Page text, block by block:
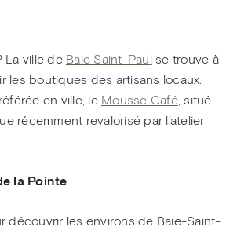
La ville de Baie Saint-Paul
se trouve à
boutiques des artisans locaux.
en ville, le Mousse Café, situé
récemment revalorisé par l’atelier
la Pointe
découvrir les environs de Baie-Saint-